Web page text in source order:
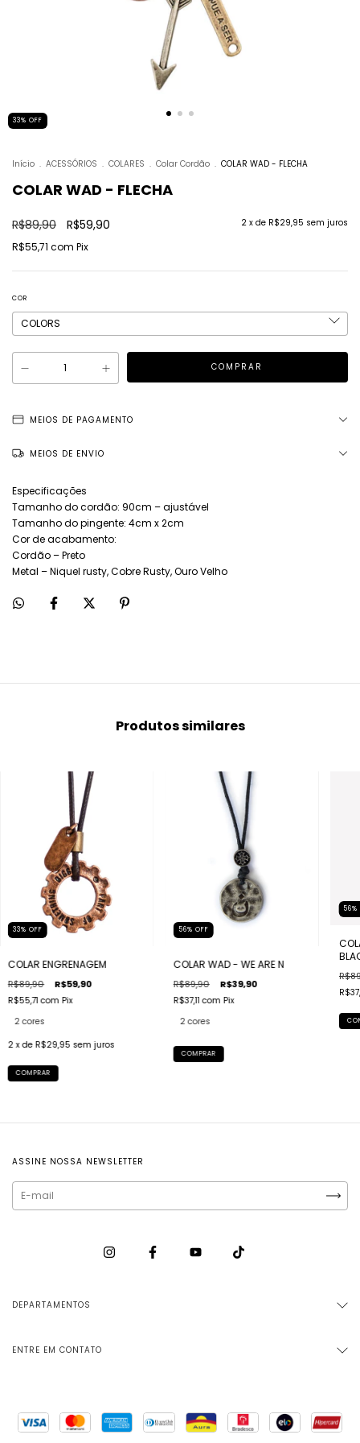
33% OFF
Início . ACESSÓRIOS . COLARES . Colar Cordão . COLAR WAD - FLECHA
COLAR WAD - FLECHA
R$89,90 R$59,90 2 x de R$29,95 sem juros
R$55,71 com Pix
COR
MEIOS DE PAGAMENTO
MEIOS DE ENVIO
Especificações
Tamanho do cordão: 90cm – ajustável
Tamanho do pingente: 4cm x 2cm
Cor de acabamento:
Cordão – Preto
Metal – Niquel rusty, Cobre Rusty, Ouro Velho
Produtos similares
33% OFF
COLAR ENGRENAGEM
R$89,90 R$59,90
R$55,71com Pix
2 cores
2 x de R$29,95 sem juros
COMPRAR
56% OFF
COLAR WAD - WE ARE N
R$89,90 R$39,90
R$37,11com Pix
2 cores
COMPRAR
56%
ASSINE NOSSA NEWSLETTER
DEPARTAMENTOS
ENTRE EM CONTATO